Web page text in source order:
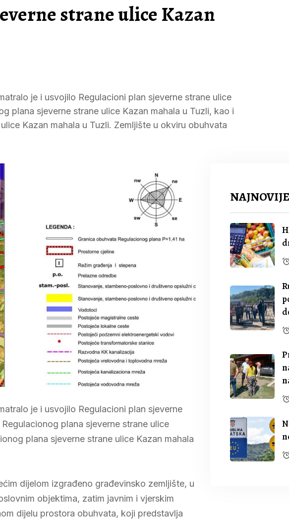
strane ulice Kazan
je i usvojilo Regulacioni plan sjeverne strane ulice
plana sjeverne strane ulice Kazan mahala u Tuzli, kao i
Kazan mahala u Tuzli. Zemljište u okviru obuhvata
je i usvojilo Regulacioni plan sjeverne
plana sjeverne strane ulice
plana sjeverne strane ulice Kazan mahala
dijelom izgrađeno građevinsko zemljište, u
objektima, zatim javnim i vjerskim
dijelu prostora obuhvata, koji predstavlja
NAJNOVIJE